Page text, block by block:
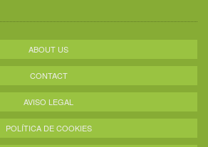
ABOUT US
CONTACT
AVISO LEGAL
POLÍTICA DE COOKIES